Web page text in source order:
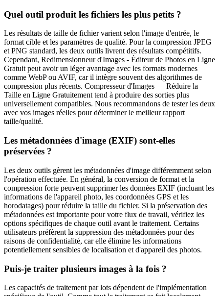
Quel outil produit les fichiers les plus petits ?
Les résultats de taille de fichier varient selon l'image d'entrée, le
format cible et les paramètres de qualité. Pour la compression JPEG
et PNG standard, les deux outils livrent des résultats compétitifs.
Cependant, Redimensionneur d'Images - Éditeur de Photos en Ligne
Gratuit peut avoir un léger avantage avec les formats modernes
comme WebP ou AVIF, car il intègre souvent des algorithmes de
compression plus récents. Compresseur d'Images — Réduire la
Taille en Ligne Gratuitement tend à produire des sorties plus
universellement compatibles. Nous recommandons de tester les deux
avec vos images réelles pour déterminer le meilleur rapport
taille/qualité.
Les métadonnées d'image (EXIF) sont-elles
préservées ?
Les deux outils gèrent les métadonnées d'image différemment selon
l'opération effectuée. En général, la conversion de format et la
compression forte peuvent supprimer les données EXIF (incluant les
informations de l'appareil photo, les coordonnées GPS et les
horodatages) pour réduire la taille du fichier. Si la préservation des
métadonnées est importante pour votre flux de travail, vérifiez les
options spécifiques de chaque outil avant le traitement. Certains
utilisateurs préfèrent la suppression des métadonnées pour des
raisons de confidentialité, car elle élimine les informations
potentiellement sensibles de localisation et d'appareil des photos.
Puis-je traiter plusieurs images à la fois ?
Les capacités de traitement par lots dépendent de l'implémentation